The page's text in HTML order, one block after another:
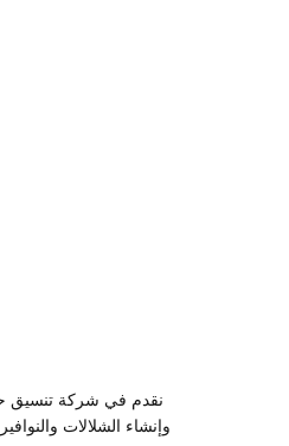
نقدم في شركة تنسيق
وإنشاء الشلالات